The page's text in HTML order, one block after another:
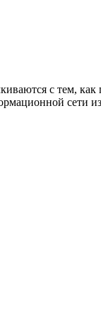
с тем,
сети